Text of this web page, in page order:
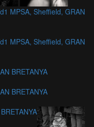
MPSA, Sheffield, GRAN
MPSA, Sheffield, GRAN
BRETANYA
BRETANYA